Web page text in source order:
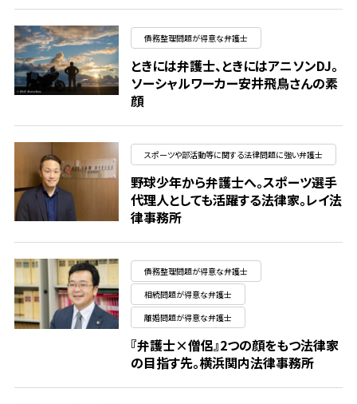
債務整理問題が得意な弁護士
ときには弁護士、ときにはアニソンDJ。
ソーシャルワーカー安井飛鳥さんの素
顔
スポーツや部活動等に関する法律問題に強い弁護士
野球少年から弁護士へ。スポーツ選手
代理人としても活躍する法律家。レイ法
律事務所
債務整理問題が得意な弁護士
相続問題が得意な弁護士
離婚問題が得意な弁護士
『弁護士×僧侶』2つの顔をもつ法律家
の目指す先。横浜関内法律事務所